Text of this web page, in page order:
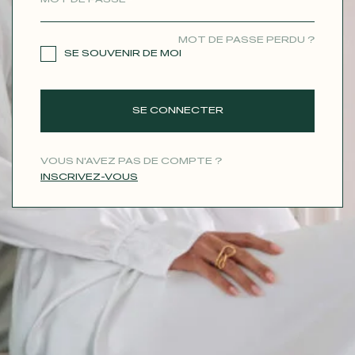
MOT DE PASSE PERDU ?
SE SOUVENIR DE MOI
SE CONNECTER
VOUS N'AVEZ PAS DE COMPTE ?
INSCRIVEZ-VOUS